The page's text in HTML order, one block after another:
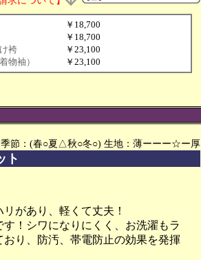
￥18,700
￥18,700
袴
￥23,100
物袖） ￥23,100
季節：(春○夏△秋○冬○) 生地：薄ーーー☆ー厚
ト
があり、軽くて丈夫！
！シワになりにくく、お洗濯もラ
り、防汚、帯電防止の効果を発揮